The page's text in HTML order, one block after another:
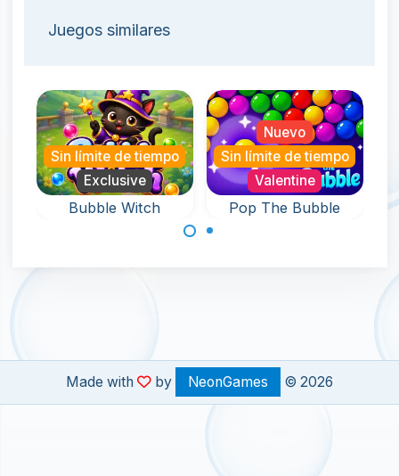
Juegos similares
Bubble Witch
límite de tiempo
Exclusive
Ayuda a la bruja
disparar burbujas
Pop The Bubble
Nuevo
Sin límite de tiempo
Valentine
Magic
Sin límite
Made with by NeonGames © 2026